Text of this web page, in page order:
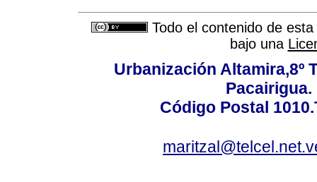
Todo el contenido de
bajo una
Urbanización Altamira,8º
Pacairigua.
Código Postal